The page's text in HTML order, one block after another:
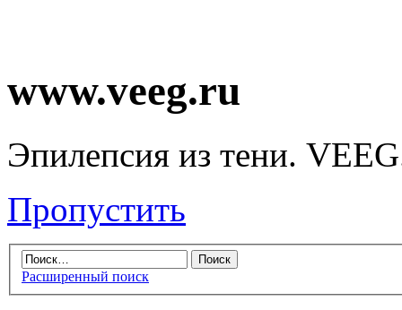
www.veeg.ru
Эпилепсия из тени.
Пропустить
Расширенный поиск